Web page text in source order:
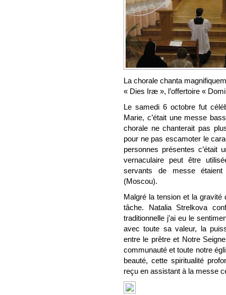
La chorale chanta
« Dies Iræ », l’offertoire «
Le samedi 6 octobre fut
Marie, c’était une messe
chorale ne chanterait pas
pour ne pas escamoter le
personnes présentes c’était
vernaculaire peut être
servants de messe
(Moscou).
Malgré la tension et la gravité
tâche. Natalia Strelkova
traditionnelle j’ai eu le
avec toute sa valeur, la
entre le prêtre et Notre
communauté et toute notre
beauté, cette spiritualité
reçu en assistant à la messe